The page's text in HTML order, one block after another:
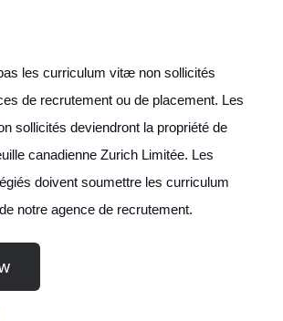
les curriculum vitæ non sollicités
de recrutement ou de placement. Les
sollicités deviendront la propriété de
canadienne Zurich Limitée. Les
doivent soumettre les curriculum
notre agence de recrutement.